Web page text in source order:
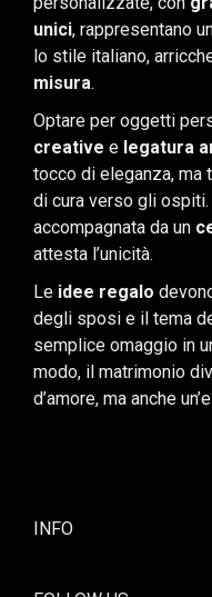
unici, rappresentano
lo stile italiano,
misura.
Optare per oggetti
creative e legatura
tocco di eleganza, ma
di cura verso gli
accompagnata da un
attesta l’unicità.
Le idee regalo
degli sposi e il tema
semplice omaggio in
modo, il matrimonio
d’amore, ma anche
INFO